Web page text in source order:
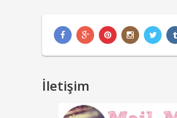
İletişim